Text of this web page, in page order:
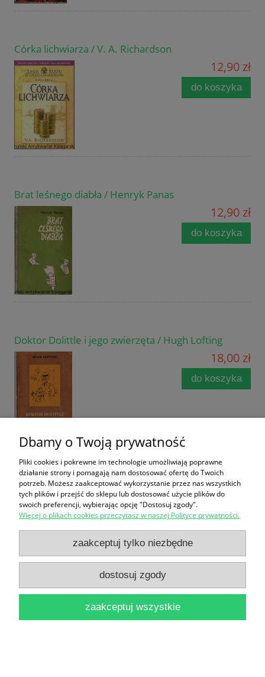
Córka lichwiarza / V. A. Richardson
12,90 zł
do koszyka
Brat leśnego diabła / Henryk Panas
12,90 zł
do koszyka
Doktor Dolittle i jego zwierzęta / Hugh Lofting
18,00 zł
do koszyka
Druga brama / Halina Górska
Dbamy o Twoją prywatność
Pliki cookies i pokrewne im technologie umożliwiają poprawne
działanie strony i pomagają nam dostosować ofertę do Twoich
potrzeb. Możesz zaakceptować wykorzystanie przez nas wszystkich
tych plików i przejść do sklepu lub dostosować użycie plików do
swoich preferencji, wybierając opcję "Dostosuj zgody".
Więcej o plikach cookies przeczytasz w naszej Polityce prywatności.
zaakceptuj tylko niezbędne
dostosuj zgody
zaakceptuj wszystkie